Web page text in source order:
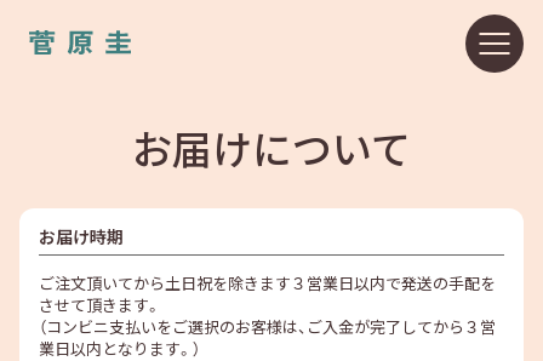
お届けについて
お届け時期
ご注文頂いてから土日祝を除きます３営業日以内で発送の手配を
させて頂きます。
（コンビニ支払いをご選択のお客様は、ご入金が完了してから３営
業日以内となります。）